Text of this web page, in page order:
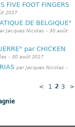
FIVE FOOT FINGERS
2017
DE BELGIQUE"
Jacques Nicolas - 30 août
par CHICKEN
- 30 août 2017
par Jacques Nicolas -
< 1 2 3 >